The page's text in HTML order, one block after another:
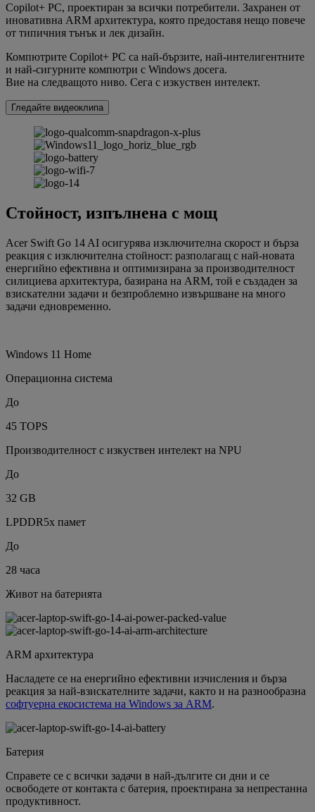
Copilot+ PC, проектиран за всички потребители. Захранен от
иновативна ARM архитектура, която предоставя нещо повече
от типичния тънък и лек дизайн.
Компютрите Copilot+ PC са най-бързите, най-интелигентните
и най-сигурните компютри с Windows досега.
Вие на следващото ниво. Сега с изкуствен интелект.
Гледайте видеоклипа
Стойност, изпълнена с мощ
Acer Swift Go 14 AI осигурява изключителна скорост и бърза
реакция с изключителна стойност: разполагащ с най-новата
енергийно ефективна и оптимизирана за производителност
силициева архитектура, базирана на ARM, той е създаден за
взискателни задачи и безпроблемно извършване на много
задачи едновременно.
Windows 11 Home
Операционна система
До
45 TOPS
Производителност с изкуствен интелект на NPU
До
32 GB
LPDDR5x памет
До
28 часа
Живот на батерията
ARM архитектура
Насладете се на енергийно ефективни изчисления и бърза
реакция за най-взискателните задачи, както и на разнообразна
софтуерна екосистема на Windows за ARM.
Батерия
Справете се с всички задачи в най-дългите си дни и се
освободете от контакта с батерия, проектирана за непрестанна
продуктивност.